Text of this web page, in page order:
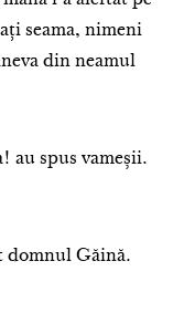
seama, nimeni
din neamul
au spus vameșii.
domnul Găină.